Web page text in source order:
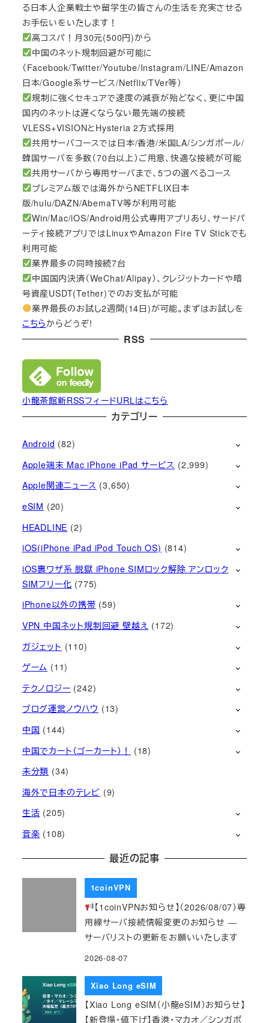
る日本人企業戦士や留学生の皆さんの生活を充実させる
お手伝いをいたします！
高コスパ！月30元(500円)から
中国のネット規制回避が可能に
（Facebook/Twitter/Youtube/Instagram/LINE/Amazon
日本/Google系サービス/Netflix/TVer等）
規制に強くセキュアで速度の減衰が殆どなく、更に中国
国内のネットは遅くならない最先端の接続
VLESS+VISIONとHysteria 2方式採用
共用サーバコースでは日本/香港/米国LA/シンガポール/
韓国サーバを多数（70台以上）ご用意、快適な接続が可能
共用サーバから専用サーバまで、5つの選べるコース
プレミアム版では海外からNETFLIX日本
版/hulu/DAZN/AbemaTV等が利用可能
Win/Mac/iOS/Android用公式専用アプリあり、サードパ
ーティ接続アプリではLinuxやAmazon Fire TV Stickでも
利用可能
業界最多の同時接続7台
中国国内決済（WeChat/Alipay）、クレジットカードや暗
号資産USDT(Tether)でのお支払が可能
業界最長のお試し2週間(14日)が可能。まずはお試しを
こちらからどうぞ!
RSS
小龍茶館新RSSフィードURLはこちら
カテゴリー
Android (82)
Apple端末 Mac iPhone iPad サービス (2,999)
Apple関連ニュース (3,650)
eSIM (20)
HEADLINE (2)
iOS(iPhone iPad iPod Touch OS) (814)
iOS裏ワザ系 脱獄 iPhone SIMロック解除 アンロック
SIMフリー化 (775)
iPhone以外の携帯 (59)
VPN 中国ネット規制回避 壁越え (172)
ガジェット (110)
ゲーム (11)
テクノロジー (242)
ブログ運営ノウハウ (13)
中国 (144)
中国でカート（ゴーカート）！
(18)
未分類 (34)
海外で日本のテレビ (9)
生活 (205)
音楽 (108)
最近の記事
1coinVPN
【1coinVPNお知らせ】（2026/08/07）専
用線サーバ接続情報変更のお知らせ ―
サーバリストの更新をお願いいたします
2026-08-07
Xiao Long eSIM
【Xiao Long eSIM（小龍eSIM）お知らせ】
【新登場・値下げ】香港・マカオ／シンガポ